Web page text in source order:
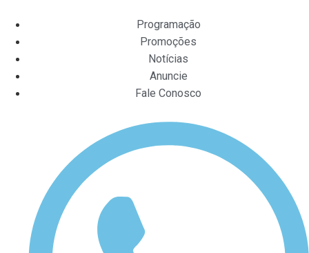
Programação
Promoções
Notícias
Anuncie
Fale Conosco